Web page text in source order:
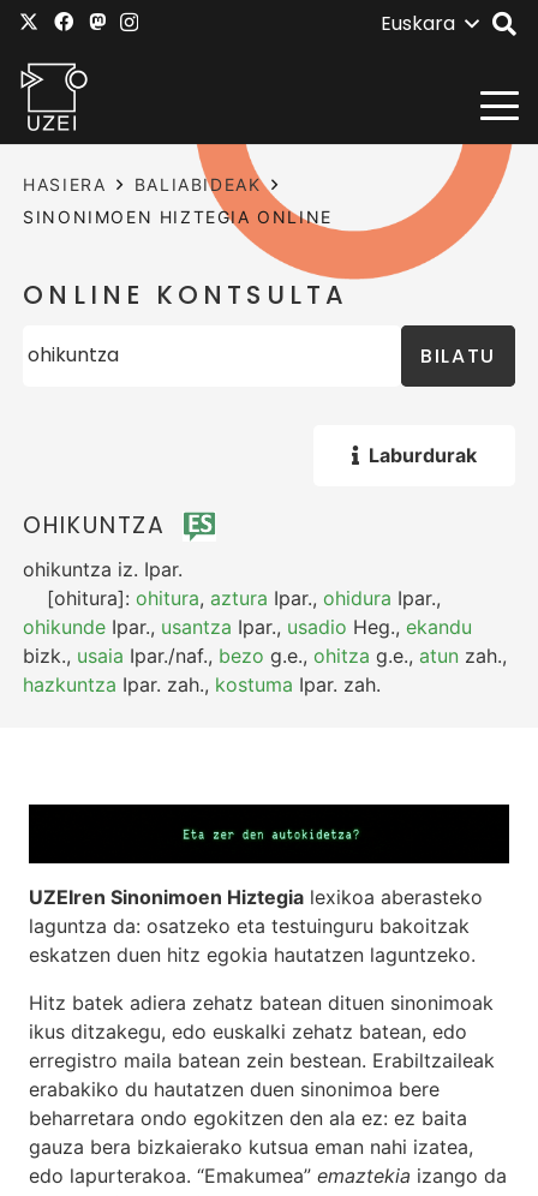
Euskara
HASIERA
BALIABIDEAK
SINONIMOEN HIZTEGIA ONLINE
ONLINE KONTSULTA
BILATU
Laburdurak
OHIKUNTZA
ohikuntza iz. Ipar.
[ohitura]:ohitura,aztura Ipar.,ohidura Ipar.,
ohikunde Ipar., usantza Ipar., usadio Heg.,ekandu
bizk., usaia Ipar./naf., bezo g.e.,ohitza g.e.,atun zah.,
hazkuntza Ipar. zah., kostuma Ipar. zah.
UZEIren Sinonimoen Hiztegia lexikoa aberasteko
laguntza da: osatzeko eta testuinguru bakoitzak
eskatzen duen hitz egokia hautatzen laguntzeko.
Hitz batek adiera zehatz batean dituen sinonimoak
ikus ditzakegu, edo euskalki zehatz batean, edo
erregistro maila batean zein bestean. Erabiltzaileak
erabakiko du hautatzen duen sinonimoa bere
beharretara ondo egokitzen den ala ez: ez baita
gauza bera bizkaierako kutsua eman nahi izatea,
edo lapurterakoa. “Emakumea” emaztekia izango da